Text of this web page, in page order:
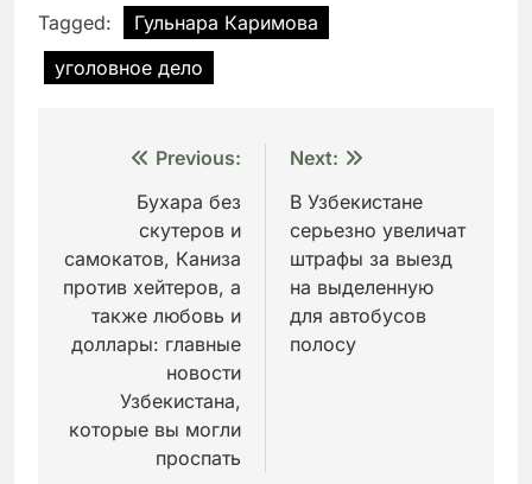
Tagged:
Гульнара Каримова
уголовное дело
Навигация
записям
Previous:
Бухара без
скутеров и
самокатов, Каниза
против хейтеров, а
также любовь и
доллары: главные
новости
Узбекистана,
которые вы могли
проспать
Next:
В Узбекистане
серьезно увеличат
штрафы за выезд
на выделенную
для автобусов
полосу